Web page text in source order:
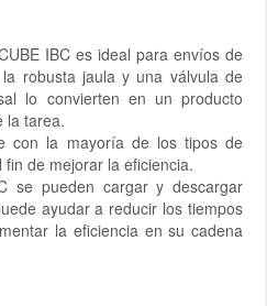
IBC es ideal para envíos de
robusta jaula y una válvula de
lo convierten en un producto
la tarea.
con la mayoría de los tipos de
de mejorar la eficiencia.
se pueden cargar y descargar
ayudar a reducir los tiempos
la eficiencia en su cadena